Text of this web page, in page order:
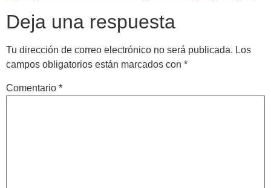
Deja una respuesta
Tu dirección de correo electrónico no será publicada. Los
campos obligatorios están marcados con *
Comentario *